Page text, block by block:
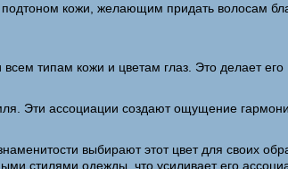
кожи, желающим придать волосам
всем типам кожи и цветам глаз. Это делает
Эти ассоциации создают ощущение
выбирают этот цвет для своих
стилями одежды, что усиливает его